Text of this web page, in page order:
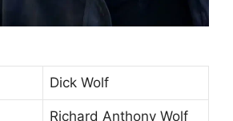
Dick Wolf
Richard Anthony Wolf